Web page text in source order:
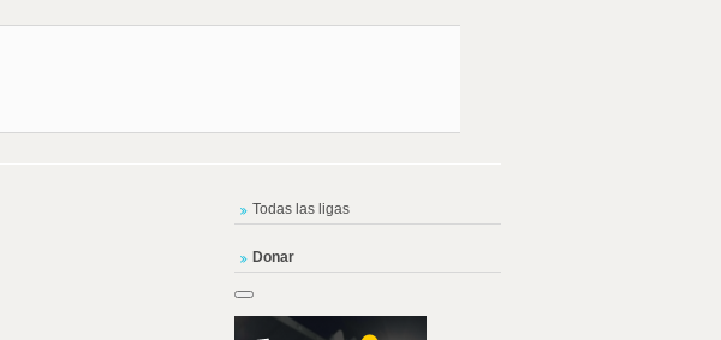
Todas las ligas
Donar